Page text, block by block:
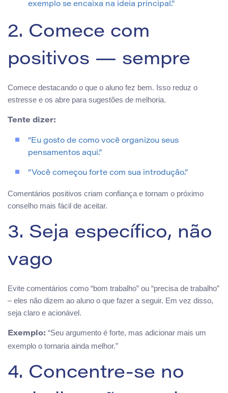
exemplo se encaixa na ideia principal.”
2. Comece com
positivos — sempre
Comece destacando o que o aluno fez bem. Isso reduz o
estresse e os abre para sugestões de melhoria.
Tente dizer:
“Eu gosto de como você organizou seus
pensamentos aqui.”
“Você começou forte com sua introdução.”
Comentários positivos criam confiança e tornam o próximo
conselho mais fácil de aceitar.
3. Seja específico, não
vago
Evite comentários como “bom trabalho” ou “precisa de trabalho”
– eles não dizem ao aluno o que fazer a seguir. Em vez disso,
seja claro e acionável.
Exemplo: “Seu argumento é forte, mas adicionar mais um
exemplo o tornaria ainda melhor.”
4. Concentre-se no